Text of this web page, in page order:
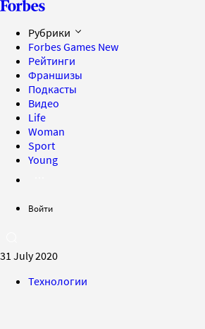
Рубрики
Forbes Games New
Рейтинги
Франшизы
Подкасты
Видео
Life
Woman
Sport
Young
Войти
31 July 2020
Технологии